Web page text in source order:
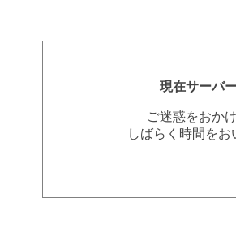
現在サーバ
ご迷惑をおか
しばらく時間を